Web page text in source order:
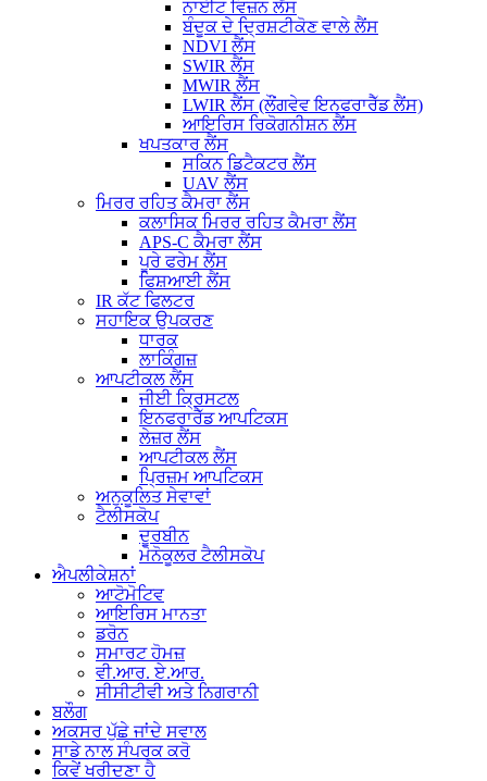
ਨਾਈਟ ਵਿਜ਼ਨ ਲੈਂਸ
ਬੰਦੂਕ ਦੇ ਦ੍ਰਿਸ਼ਟੀਕੋਣ ਵਾਲੇ ਲੈਂਸ
NDVI ਲੈਂਸ
SWIR ਲੈਂਸ
MWIR ਲੈਂਸ
LWIR ਲੈਂਸ (ਲੌਂਗਵੇਵ ਇਨਫਰਾਰੈੱਡ ਲੈਂਸ)
ਆਇਰਿਸ ਰਿਕੋਗਨੀਸ਼ਨ ਲੈਂਸ
ਖਪਤਕਾਰ ਲੈਂਸ
ਸਕਿਨ ਡਿਟੈਕਟਰ ਲੈਂਸ
UAV ਲੈਂਸ
ਮਿਰਰ ਰਹਿਤ ਕੈਮਰਾ ਲੈਂਸ
ਕਲਾਸਿਕ ਮਿਰਰ ਰਹਿਤ ਕੈਮਰਾ ਲੈਂਸ
APS-C ਕੈਮਰਾ ਲੈਂਸ
ਪੂਰੇ ਫਰੇਮ ਲੈਂਸ
ਫਿਸ਼ਆਈ ਲੈਂਸ
IR ਕੱਟ ਫਿਲਟਰ
ਸਹਾਇਕ ਉਪਕਰਣ
ਧਾਰਕ
ਲਾਕਿੰਗਜ਼
ਆਪਟੀਕਲ ਲੈਂਸ
ਜੀਈ ਕ੍ਰਿਸਟਲ
ਇਨਫਰਾਰੈੱਡ ਆਪਟਿਕਸ
ਲੇਜ਼ਰ ਲੈਂਸ
ਆਪਟੀਕਲ ਲੈਂਸ
ਪ੍ਰਿਜ਼ਮ ਆਪਟਿਕਸ
ਅਨੁਕੂਲਿਤ ਸੇਵਾਵਾਂ
ਟੈਲੀਸਕੋਪ
ਦੂਰਬੀਨ
ਮੋਨੋਕੂਲਰ ਟੈਲੀਸਕੋਪ
ਐਪਲੀਕੇਸ਼ਨਾਂ
ਆਟੋਮੋਟਿਵ
ਆਇਰਿਸ ਮਾਨਤਾ
ਡਰੋਨ
ਸਮਾਰਟ ਹੋਮਜ਼
ਵੀ.ਆਰ. ਏ.ਆਰ.
ਸੀਸੀਟੀਵੀ ਅਤੇ ਨਿਗਰਾਨੀ
ਬਲੌਗ
ਅਕਸਰ ਪੁੱਛੇ ਜਾਂਦੇ ਸਵਾਲ
ਸਾਡੇ ਨਾਲ ਸੰਪਰਕ ਕਰੋ
ਕਿਵੇਂ ਖਰੀਦਣਾ ਹੈ